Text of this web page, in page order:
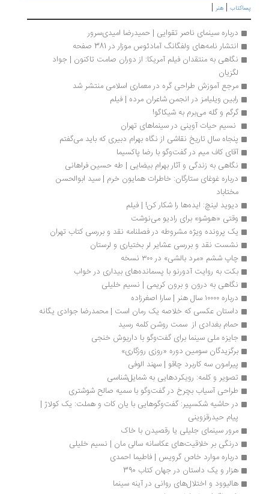
|هنر|
درباره سینمای ناصر تقوایی | حمیدرضا امیدی‌سرور
انتشار نامه‌های ولفگانگ آمادئوس موزار در 381 صفحه
نگاهی به منتقدان فیلم آمریکا: از دوران صامت تاکنون | جواد
مرجع آموزش طراحی گره در معماری اسلامی منتشر شد
رابین ویلیامز در انجمن شاعران مرده | فیلم
گرگم و گله می‌برم به شیکاگو!
نسیم حیات آوینی در سینماهای تهران
پنجاه سال تاریخ نقاشی از نگاه بهرام دبیری که باید می‌گفتم
آقای کاف میم در گفت‌وگو با رضا پاکسیما
نگاهی به زندگی و آثار بهرام بیضایی | طه حسین فراهانی
درباره غوغای ستارگان: خاطرات همایون خرم | سید ابوالحسن
دیوید لینچ: ایده‌ها را شکار کن! | فیلم
وقتی «هوشو» برای رادیو می‌نوشت
یک پرونده ویژه مشروطه در فصلنامه نقد و بررسی کتاب تهران
نشست نقد و بررسی عشایر لر بختیاری و لرستان
چاپ ششم «مرد بالشی» در ۳۰۰ نسخه
بکت به روایت آدورنو با پسمانده‌های بیداری در خواب
نگاهی به درون و برون کریمی | نسیم خلیلی
درباره ۱۰۰۰۰ سال هنر | سارا اصغرزاده
داستان عکسی که خلاصه یک رمان است | محمدرضا جوادی یگانه
حمام بغدادی از  سمت روشن کلمه رسید
جایزه ملی سینما برای گفت‌وگو با داریوش خنجی
برگزیدگان سومین دوره «روزی روزگاری»
پیرامون سه کاربرد چاقو | سهند الوفی
تصویر و کلمه: رویکردهایی به شمایل‌شناسی
طراحی آسیاب بچرخ در گفت‌وگو با سمیه صالح شوشتری
در حاشیه شکسپیر: گفت‌وگوهایی با یان کات و هملت: یک کولاژ |
پیام حیدرقزوینی
مرور سینمای جلیلی یا رقصیدن با خاک
درنگی بر خلاقیت‌های عکاسانه سالی مان | نسیم خلیلی
درباره موارد خاص گرویس | فاطیما احمدی
هزار و یک داستان در جهان کتاب 390
هالیوود و اختلال‌های روانی در آینه سینما